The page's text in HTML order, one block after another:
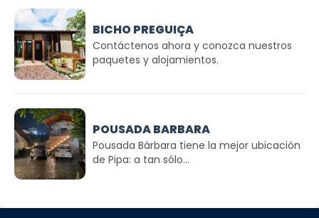
BICHO PREGUIÇA
Contáctenos ahora y conozca nuestros
paquetes y alojamientos.
POUSADA BARBARA
Pousada Bárbara tiene la mejor ubicación
de Pipa: a tan sólo...